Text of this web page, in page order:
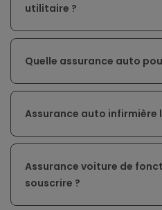
utilitaire ?
Quelle assurance auto
Assurance auto infirmière
Assurance voiture de
souscrire ?